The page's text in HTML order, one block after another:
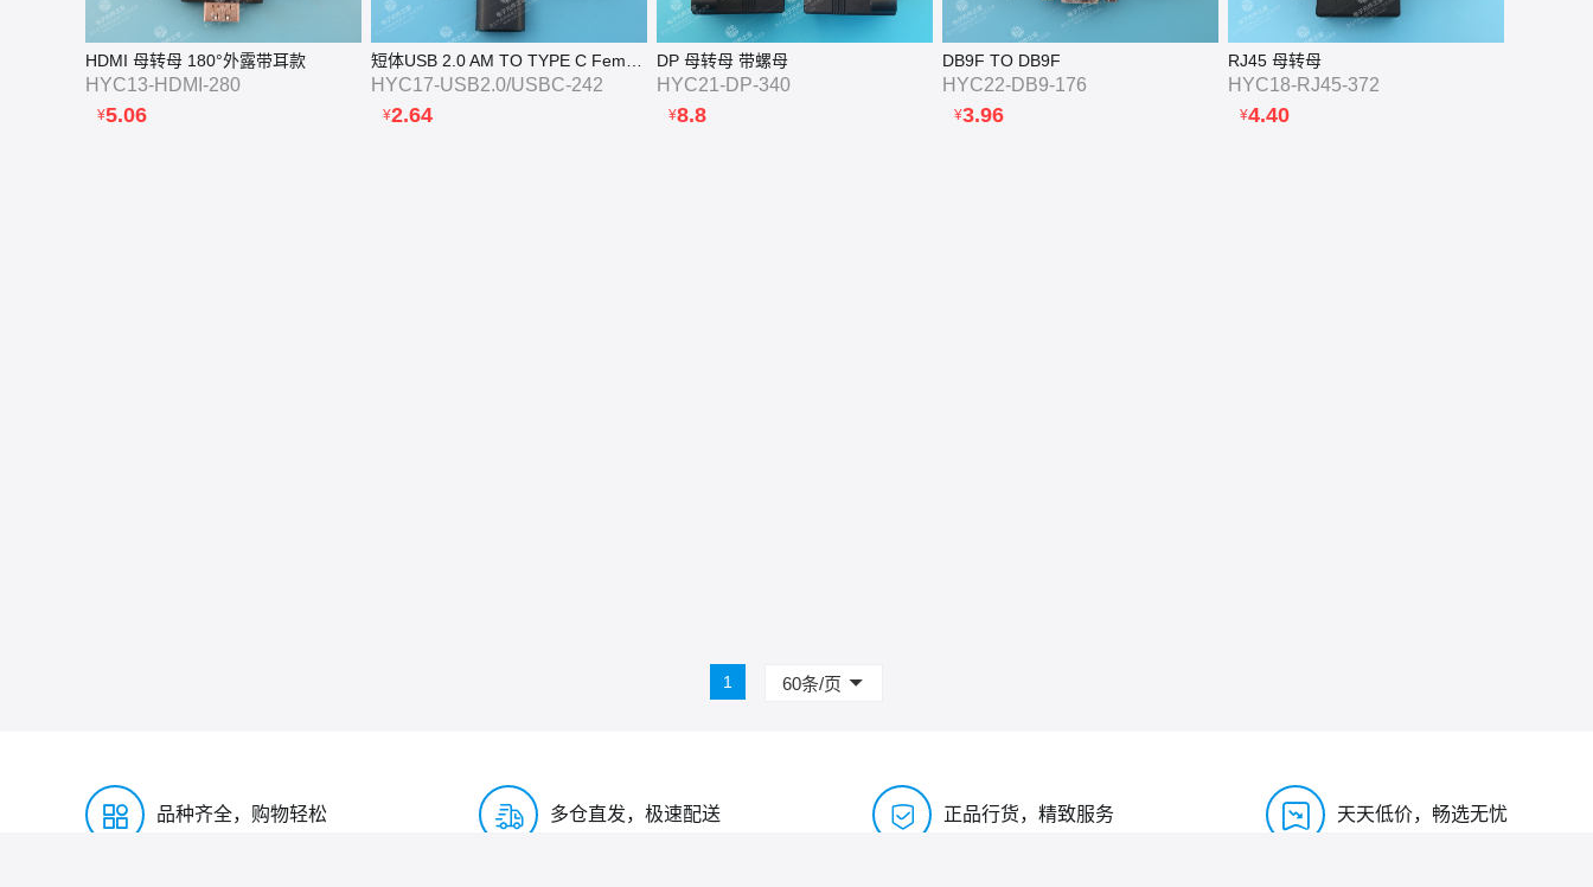
HDMI 母转母 180°外露带耳款
HYC13-HDMI-280
¥5.06
HYC17-USB2.0/USBC-242
¥2.64
DP 母转母 带螺母
HYC21-DP-340
¥8.8
DB9F TO DB9F
HYC22-DB9-176
¥3.96
RJ45 母转母
HYC18-RJ45-372
¥4.40
1 60条/页 
品种齐全，购物轻松 多仓直发，极速配送 正品行货，精致服务 天天低价，畅选无忧